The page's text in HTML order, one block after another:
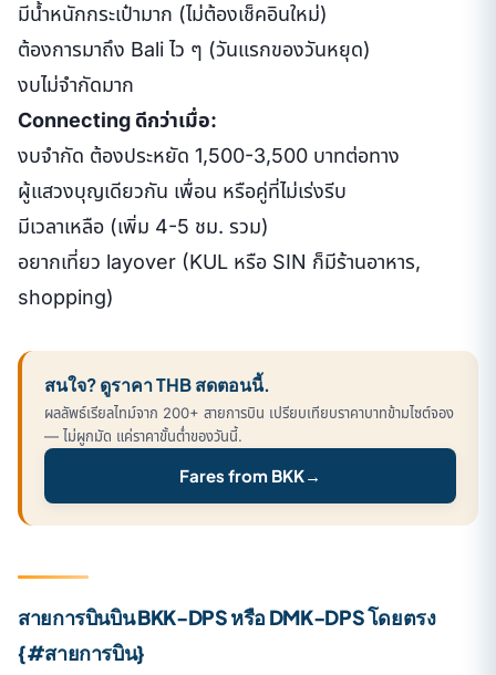
มีน้ำหนักกระเป๋ามาก (ไม่ต้องเช็คอินใหม่)
ต้องการมาถึง Bali ไว ๆ (วันแรกของวันหยุด)
งบไม่จำกัดมาก
Connecting ดีกว่าเมื่อ:
งบจำกัด ต้องประหยัด 1,500-3,500 บาทต่อทาง
ผู้แสวงบุญเดียวกัน เพื่อน หรือคู่ที่ไม่เร่งรีบ
มีเวลาเหลือ (เพิ่ม 4-5 ชม. รวม)
อยากเที่ยว layover (KUL หรือ SIN ก็มีร้านอาหาร,
shopping)
สนใจ? ดูราคา THB สดตอนนี้.
ผลลัพธ์เรียลไทม์จาก 200+ สายการบิน เปรียบเทียบราคาบาทข้ามไซต์จอง
— ไม่ผูกมัด แค่ราคาขั้นต่ำของวันนี้.
Fares from BKK→
สายการบินบิน BKK-DPS หรือ DMK-DPS โดยตรง
{#สายการบิน}